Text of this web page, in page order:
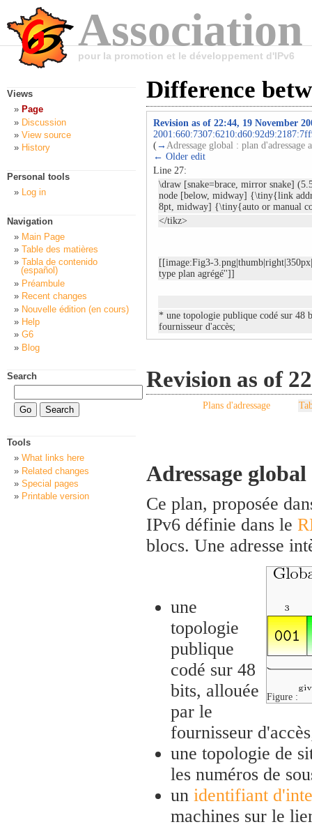
pour la promotion et le développement d'IPv6
Difference
Revision as of 22:44, 19 November
(→ Adressage global : plan d'adressage
← Older edit
Line 27:
\draw [snake=brace, mirror snake]
node [below, midway] {\tiny{link
8pt, midway] {\tiny{auto or manual
</tikz>
[[image:Fig3-
type plan agrégé'']]
* une topologie publique codé sur 48
fournisseur d'accès;
Revision as of
Plans d'adressage
Adressage
Ce plan, proposée
IPv6 définie dans le
blocs. Une adresse
Figure :
une
topologie
publique
codé sur 48
bits, allouée
par le
fournisseur
une topologie de
les numéros de
un identifiant
machines sur le
Views
Page
Discussion
View source
History
Personal tools
Log in
Navigation
Main Page
Table des matières
Tabla de contenido
(español)
Préambule
Recent changes
Nouvelle édition (en cours)
Help
G6
Blog
Search
Tools
What links here
Related changes
Special pages
Printable version